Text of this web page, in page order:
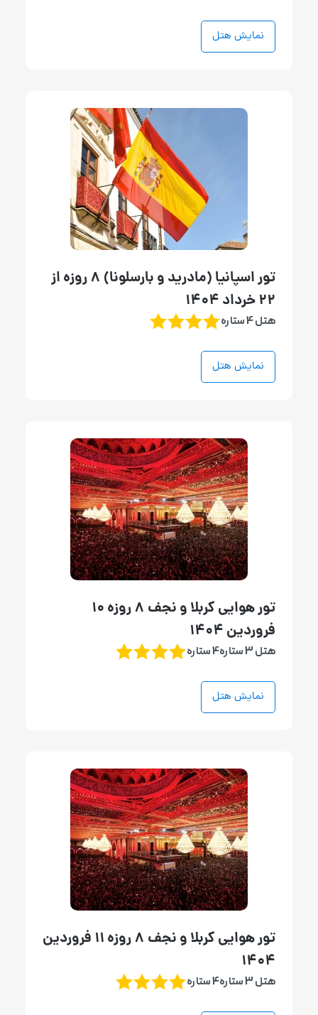
نمایش هتل
تور اسپانیا (مادرید و بارسلونا) 8 روزه از
22 خرداد 1404
هتل 4 ستاره
نمایش هتل
تور هوایی کربلا و نجف 8 روزه 10
فروردین 1404
هتل 3 ستاره4 ستاره
نمایش هتل
تور هوایی کربلا و نجف 8 روزه 11 فروردین
1404
هتل 3 ستاره4 ستاره